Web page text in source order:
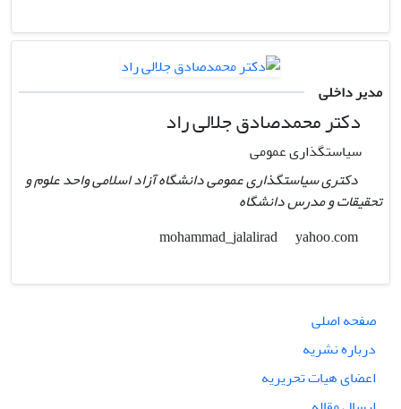
مدیر داخلی
دکتر محمدصادق جلالی راد
سیاستگذاری عمومی
دکتری سیاستگذاری عمومی دانشگاه آزاد اسلامی واحد علوم و
تحقیقات و مدرس دانشگاه
yahoo.com
صفحه اصلی
درباره نشریه
اعضای هیات تحریریه